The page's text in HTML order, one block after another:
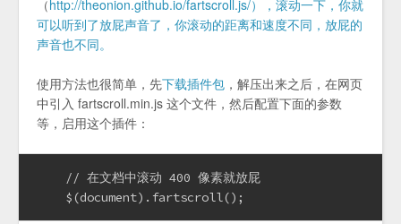
（http://theonion.github.io/fartscroll.js/），滚动一下，你就
可以听到了放屁声音了，你滚动的距离和速度不同，放屁的
声音也不同。
使用方法也很简单，先下载插件包 ，解压出来之后，在网页
中引入 fartscroll.min.js 这个文件，然后配置下面的参数
等，启用这个插件：
    // 在文档中滚动 400 像素就放屁
    $(document).fartscroll();